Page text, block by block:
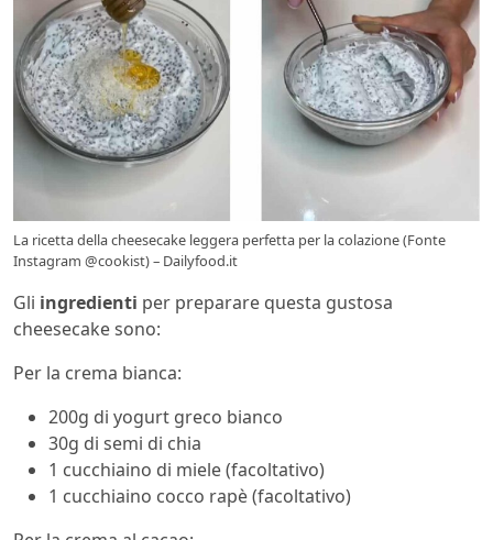
La ricetta della cheesecake leggera perfetta per la colazione (Fonte
Instagram @cookist) – Dailyfood.it
Gli ingredienti per preparare questa gustosa
cheesecake sono:
Per la crema bianca:
200g di yogurt greco bianco
30g di semi di chia
1 cucchiaino di miele (facoltativo)
1 cucchiaino cocco rapè (facoltativo)